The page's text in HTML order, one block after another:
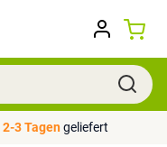
2-3 Tagengeliefert